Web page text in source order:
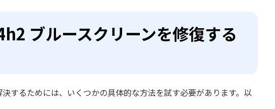
ブルースクリーンを修復する
するためには、いくつかの具体的な方法を試す必要があります。以